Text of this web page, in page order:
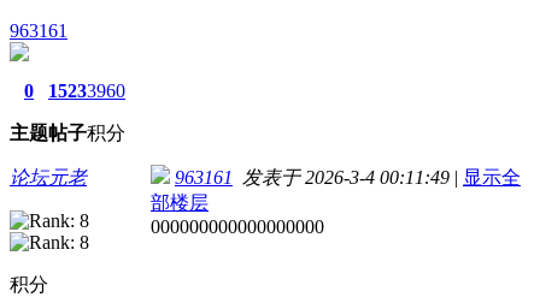
963161
0
主题
1523
帖子
3960
积分
论坛元老
积分
963161 发表于 2026-3-4 00:11:49 | 显示全
部楼层
000000000000000000